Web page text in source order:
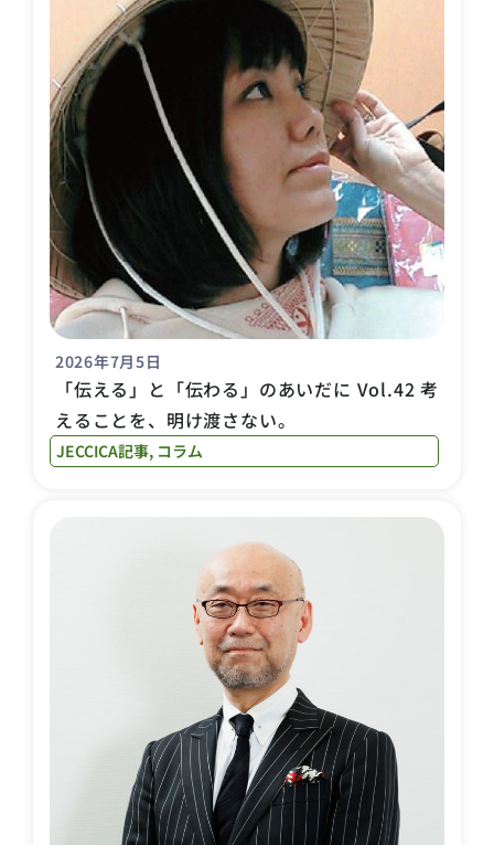
2026年7月5日
「伝える」と「伝わる」のあいだに Vol.42 考
えることを、明け渡さない。
JECCICA記事, コラム